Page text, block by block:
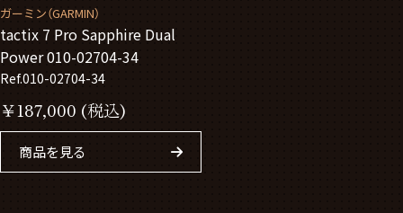
ガーミン（GARMIN）
tactix 7 Pro Sapphire Dual
Power 010-02704-34
Ref.010-02704-34
￥187,000 (税込)
商品を見る